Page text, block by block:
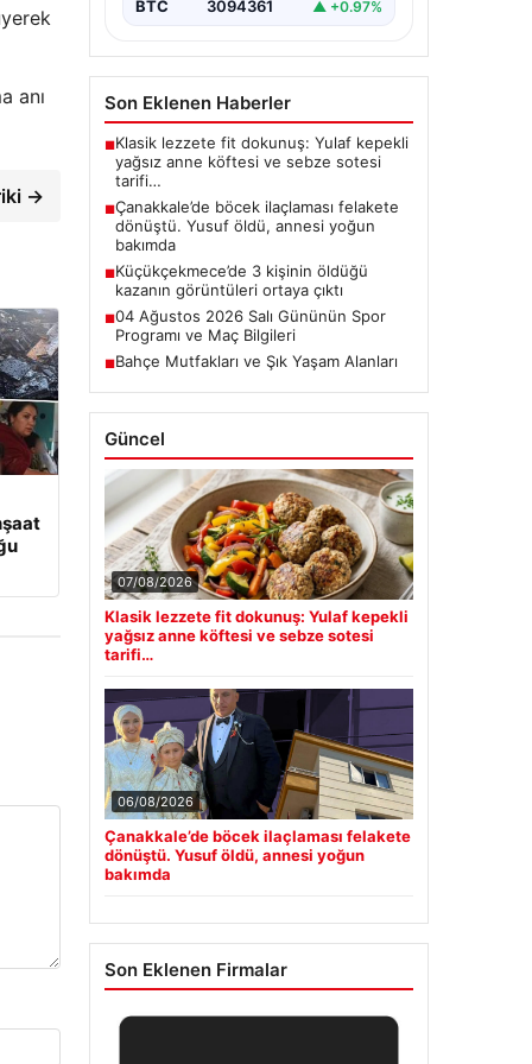
anı
→
BTC 3094361 ▲ +0.97%
Son Eklenen Haberler
■Klasik lezzete fit dokunuş: Yulaf kepekli
yağsız anne köftesi ve sebze sotesi
tarifi…
■Çanakkale’de böcek ilaçlaması felakete
dönüştü. Yusuf öldü, annesi yoğun
bakımda
■Küçükçekmece’de 3 kişinin öldüğü
kazanın görüntüleri ortaya çıktı
■04 Ağustos 2026 Salı Gününün Spor
Programı ve Maç Bilgileri
■Bahçe Mutfakları ve Şık Yaşam Alanları
Güncel
07/08/2026
Klasik lezzete fit dokunuş: Yulaf kepekli
yağsız anne köftesi ve sebze sotesi
tarifi…
06/08/2026
Çanakkale’de böcek ilaçlaması felakete
dönüştü. Yusuf öldü, annesi yoğun
bakımda
Son Eklenen Firmalar